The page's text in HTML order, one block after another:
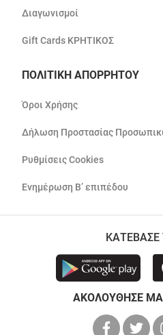
Διαγωνισμοί
Gift Cards ΚΡΗΤΙΚΟΣ
ΠΟΛΙΤΙΚΗ ΑΠΟΡΡΗΤΟΥ
Όροι Χρήσης
Δήλωση Προστασίας
Ρυθμίσεις Cookies
Ενημέρωση Β’ επιπέδου
ΚΑΤΕΒΑΣΕ
ΑΚΟΛΟΥΘΗΣΕ